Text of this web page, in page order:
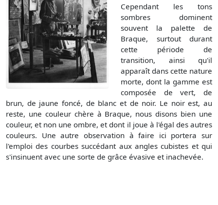
Cependant les tons
sombres dominent
souvent la palette de
Braque, surtout durant
cette période de
transition, ainsi qu'il
apparaît dans cette nature
morte, dont la gamme est
composée de vert, de
brun, de jaune foncé, de blanc et de noir. Le noir est, au
reste, une couleur chère à Braque, nous disons bien une
couleur, et non une ombre, et dont il joue à l'égal des autres
couleurs. Une autre observation à faire ici portera sur
l'emploi des courbes succédant aux angles cubistes et qui
s'insinuent avec une sorte de grâce évasive et inachevée.